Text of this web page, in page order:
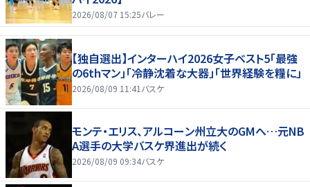
2026/08/07 15:25バレー
【独自選出】インターハイ2026女子ベスト5「最強
の6thマン」「冷静沈着な大器」「世界経験を糧に」
2026/08/09 11:41 バスケ
モンテ・エリス、アルコーン州立大のGMへ…元NB
A選手の大学バスケ界進出が続く
2026/08/09 09:34バスケ